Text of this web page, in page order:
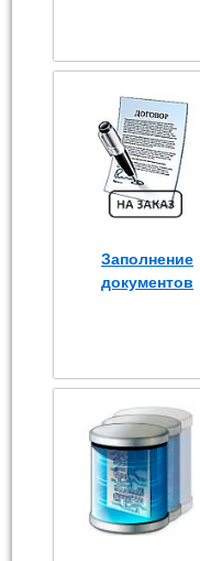
Заполнение
документов